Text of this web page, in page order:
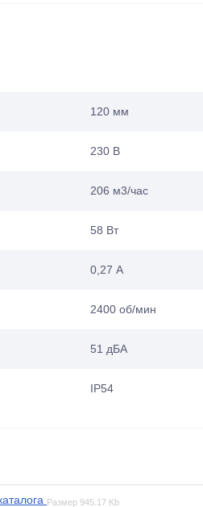
120 мм
230 В
206 м3/час
58 Вт
0,27 А
2400 об/мин
51 дБА
IP54
Размер 945.17 Kb